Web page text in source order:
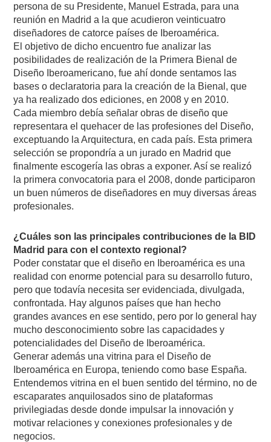
persona de su Presidente, Manuel Estrada, para una
reunión en Madrid a la que acudieron veinticuatro
diseñadores de catorce países de Iberoamérica.
El objetivo de dicho encuentro fue analizar las
posibilidades de realización de la Primera Bienal de
Diseño Iberoamericano, fue ahí donde sentamos las
bases o declaratoria para la creación de la Bienal, que
ya ha realizado dos ediciones, en 2008 y en 2010.
Cada miembro debía señalar obras de diseño que
representara el quehacer de las profesiones del Diseño,
exceptuando la Arquitectura, en cada país. Esta primera
selección se propondría a un jurado en Madrid que
finalmente escogería las obras a exponer. Así se realizó
la primera convocatoria para el 2008, donde participaron
un buen números de diseñadores en muy diversas áreas
profesionales.
¿Cuáles son las principales contribuciones de la BID
Madrid para con el contexto regional?
Poder constatar que el diseño en Iberoamérica es una
realidad con enorme potencial para su desarrollo futuro,
pero que todavía necesita ser evidenciada, divulgada,
confrontada. Hay algunos países que han hecho
grandes avances en ese sentido, pero por lo general hay
mucho desconocimiento sobre las capacidades y
potencialidades del Diseño de Iberoamérica.
Generar además una vitrina para el Diseño de
Iberoamérica en Europa, teniendo como base España.
Entendemos vitrina en el buen sentido del término, no de
escaparates anquilosados sino de plataformas
privilegiadas desde donde impulsar la innovación y
motivar relaciones y conexiones profesionales y de
negocios.